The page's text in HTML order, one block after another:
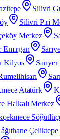
Silivri
Silivri Piri
Merkez
Emirgan
Kilyos
Atatürk
Halkalı Merkez
Çeliktepe